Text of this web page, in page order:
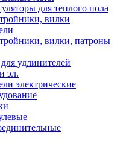
для теплого пола
вилки
вилки, патроны
удлинителей
эл.
электрические